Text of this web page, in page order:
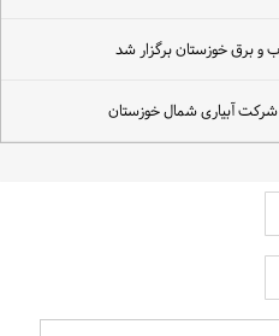
و برق خوزستان برگزار شد
آبیاری شمال خوزستان